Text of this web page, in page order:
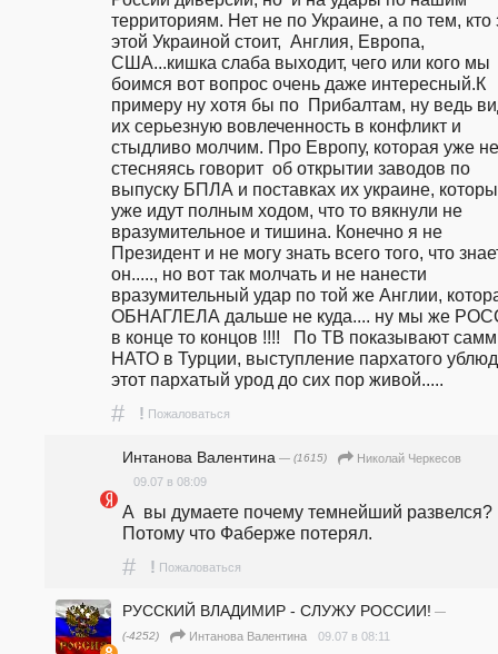
территориям. Нет не по Украине, а по тем, кто
этой Украиной стоит,  Англия, Европа,
США...кишка слаба выходит, чего или кого мы
боимся вот вопрос очень даже интересный.К
примеру ну хотя бы по  Прибалтам, ну ведь
их серьезную вовлеченность в конфликт и
стыдливо молчим. Про Европу, которая уже не
стесняясь говорит  об открытии заводов по
выпуску БПЛА и поставках их украине,
уже идут полным ходом, что то вякнули не
вразумительное и тишина. Конечно я не
Президент и не могу знать всего того, что
он....., но вот так молчать и не нанести
вразумительный удар по той же Англии,
ОБНАГЛЕЛА дальше не куда.... ну мы же
в конце то концов !!!!   По ТВ показывают
НАТО в Турции, выступление пархатого
этот пархатый урод до сих пор живой.....
# ! Пожаловаться
Интанова Валентина — (1615)
Николай Черкесов
09.07 в 08:09
А  вы думаете почему темнейший развелся?
Потому что Фаберже потерял.
# ! Пожаловаться
РУССКИЙ ВЛАДИМИР - СЛУЖУ РОССИИ! —
(-4252)
Интанова Валентина 09.07 в 08:11